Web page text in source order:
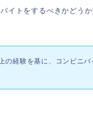
イトをするべきかどう
の経験を基に、コンビニバ